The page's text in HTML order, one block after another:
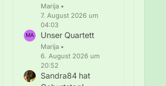
Marija
7. August 2026 um
04:03
Unser Quartett
Marija
6. August 2026 um
20:52
Sandra84 hat